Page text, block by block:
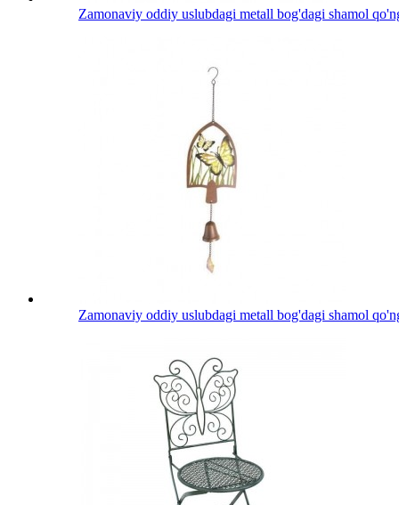
Zamonaviy oddiy uslubdagi metall bog'dagi shamol
Zamonaviy oddiy uslubdagi metall bog'dagi shamol